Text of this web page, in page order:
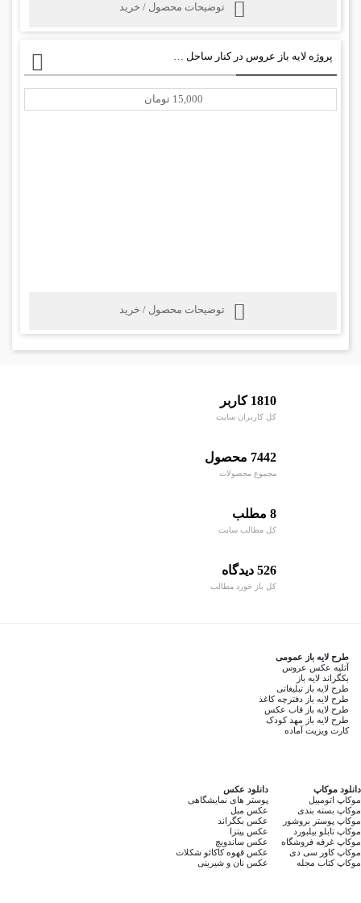
توضیحات محصول / خرید
15,000 تومان
توضیحات محصول / خرید
1810 کاربر
کل کاربران سایت
7442 محصول
مجموع محصولات
8 مطلب
کل مطالب سایت
526 دیدگاه
کل باز خورد مطالب
طرح لایه باز عمومی
آتلیه عکس عروس
بکگراند لایه باز
طرح لایه باز تبلیغاتی
طرح لایه باز دفترچه کاغذ
طرح لایه باز قاب عکس
طرح لایه باز مهد کودک
کارت ویزیت آماده
دانلود موکاپ
موکاپ اتومبیل
موکاپ بسته بندی
موکاپ پوستر بروشور
موکاپ تابلو بیلبورد
موکاپ غرفه فروشگاه
موکاپ کاور سی دی
موکاپ کتاب مجله
دانلود عکس
پوستر های نمایشگاهی
عکس مبل
عکس بکگراند
عکس پیتزا
عکس ساندویچ
عکس قهوه کاکائو شکلات
عکس نان و شیرینی